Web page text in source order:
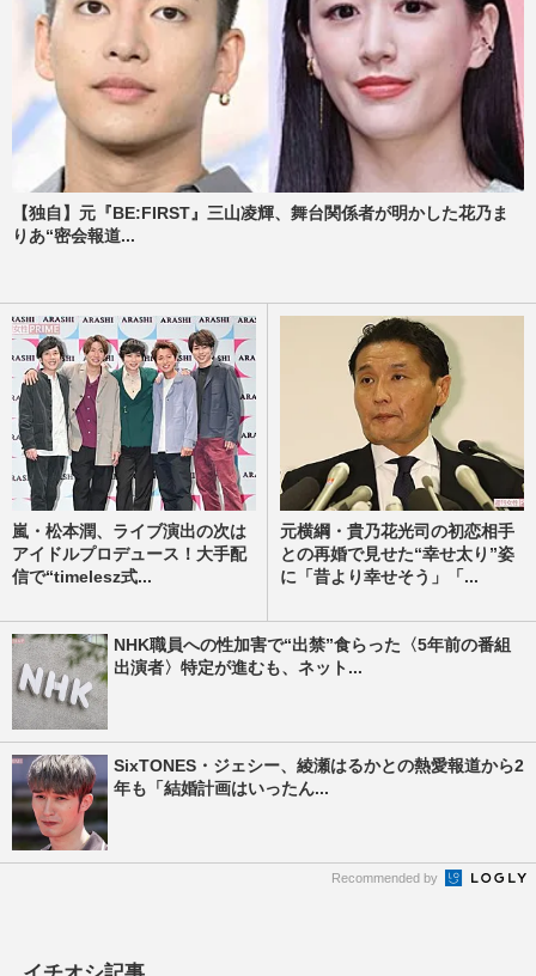
【独自】元『BE:FIRST』三山凌輝、舞台関係者が明かした花乃ま
りあ“密会報道...
嵐・松本潤、ライブ演出の次は
アイドルプロデュース！大手配
信で“timelesz式...
元横綱・貴乃花光司の初恋相手
との再婚で見せた“幸せ太り”姿
に「昔より幸せそう」「...
NHK職員への性加害で“出禁”食らった〈5年前の番組
出演者〉特定が進むも、ネット...
SixTONES・ジェシー、綾瀬はるかとの熱愛報道から2
年も「結婚計画はいったん...
Recommended by